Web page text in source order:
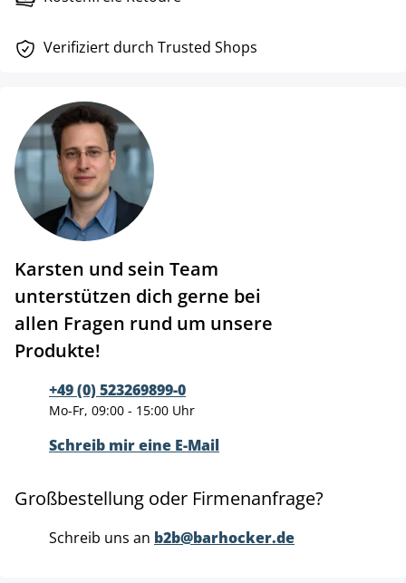
Verifiziert durch Trusted Shops
Karsten und sein Team
unterstützen dich gerne bei
allen Fragen rund um unsere
Produkte!
+49 (0) 523269899-0
Mo-Fr, 09:00 - 15:00 Uhr
Schreib mir eine E-Mail
Großbestellung oder Firmenanfrage?
Schreib uns an b2b@barhocker.de